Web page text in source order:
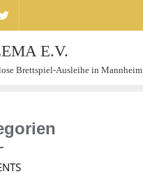
E.V.
Brettspiel-Ausleihe in Mannheim